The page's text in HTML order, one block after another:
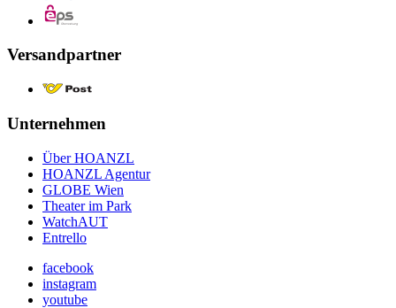
Versandpartner
Unternehmen
Über HOANZL
HOANZL Agentur
GLOBE Wien
Theater im Park
WatchAUT
Entrello
facebook
instagram
youtube